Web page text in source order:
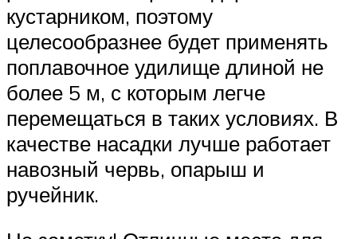
кустарником, поэтому
целесообразнее будет применять
поплавочное удилище длиной не
более 5 м, с которым легче
перемещаться в таких условиях. В
качестве насадки лучше работает
навозный червь, опарыш и
ручейник.